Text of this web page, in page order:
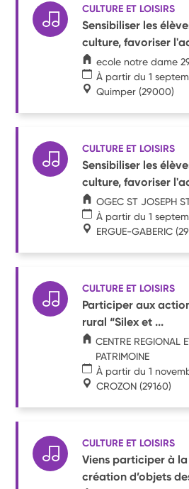
CULTURE ET LOISIRS
Sensibiliser les
culture, favoriser
ecole notre dame
À partir du 1
Quimper (29000)
CULTURE ET LOISIRS
Sensibiliser les
culture, favoriser
OGEC ST JOSEPH
À partir du 1
ERGUE-GABERIC
CULTURE ET LOISIRS
Participer aux
rural “Silex et ...
CENTRE REGIONAL
PATRIMOINE
À partir du 1
CROZON (29160)
CULTURE ET LOISIRS
Viens participer à
création d’objets